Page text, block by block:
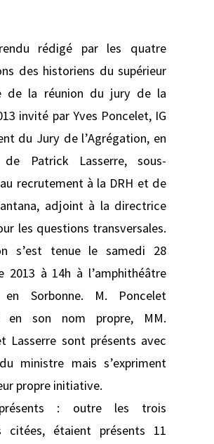
rédigé par les quatre
des historiens du supérieur
de la réunion du jury de la
invité par Yves Poncelet, IG
du Jury de l’Agrégation, en
de Patrick Lasserre, sous-
recrutement à la DRH et de
adjoint à la directrice
les questions transversales.
s’est tenue le samedi 28
2013 à 14h à l’amphithéâtre
en Sorbonne. M. Poncelet
en son nom propre, MM.
Lasserre sont présents avec
ministre mais s’expriment
propre initiative.
: outre les trois
citées, étaient présents 11